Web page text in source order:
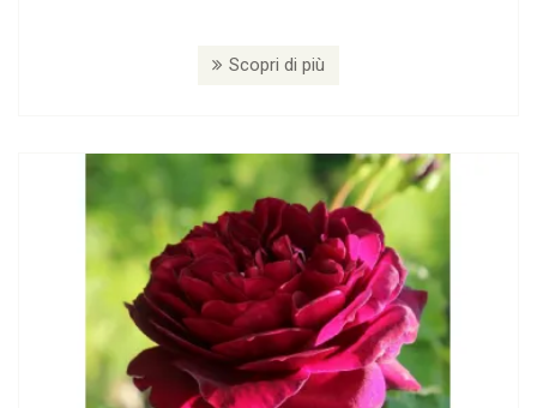
Scopri di più